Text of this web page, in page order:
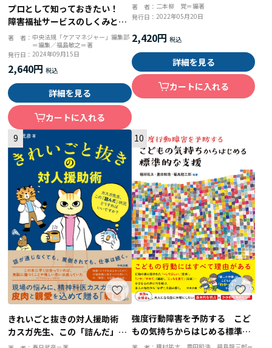
プロとして知っておきたい！
障害福祉サービスのしくみと使
い方
著 者： 中央法規「ケアマネジャー」編集部
＝編集／福島敏之＝著
発行日：2024年09月15日
2,640円
詳細を見る
カートに入れる
著 者： 二本柳 覚＝編著
発行日： 2022年05月20日
2,420円
詳細を見る
カートに入れる
9
きれいごと抜きの対人援助術
カスガ先生、この「詰んだ」状
況どうすればいいですか？
10
強度行動障害を予防する こど
もの気持ちからはじめる標準的
な支援